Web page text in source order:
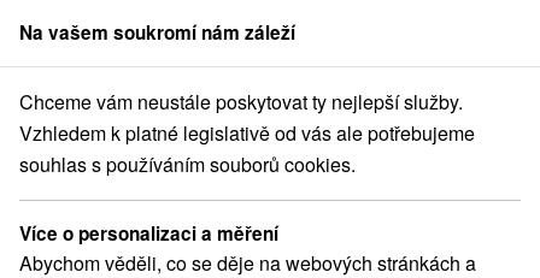
člen skupinySorger
kraj Bratislava - Staré Mesto Penzión Zlatá Noha Bratislava
Penzión Zlatá Noha Bratislava
Bratislava - Staré Mesto
Na vašem soukromí nám záleží
Chceme vám neustále poskytovat ty nejlepší služby.
Vzhledem k platné legislativě od vás ale potřebujeme
souhlas s používáním souborů cookies.
Více o personalizaci a měření
Abychom věděli, co se děje na webových stránkách a